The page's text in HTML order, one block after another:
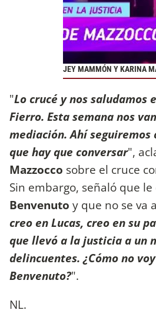
JEY MAMMÓN Y KARINA
"Lo crucé y nos saludamos
Fierro. Esta semana nos
mediación. Ahí seguiremos
que hay que conversar",
Mazzocco sobre el cruce
Sin embargo, señaló que le
Benvenuto y que no se va
creo en Lucas, creo en su
que llevó a la justicia a un
delincuentes. ¿Cómo no
Benvenuto?".
NL.